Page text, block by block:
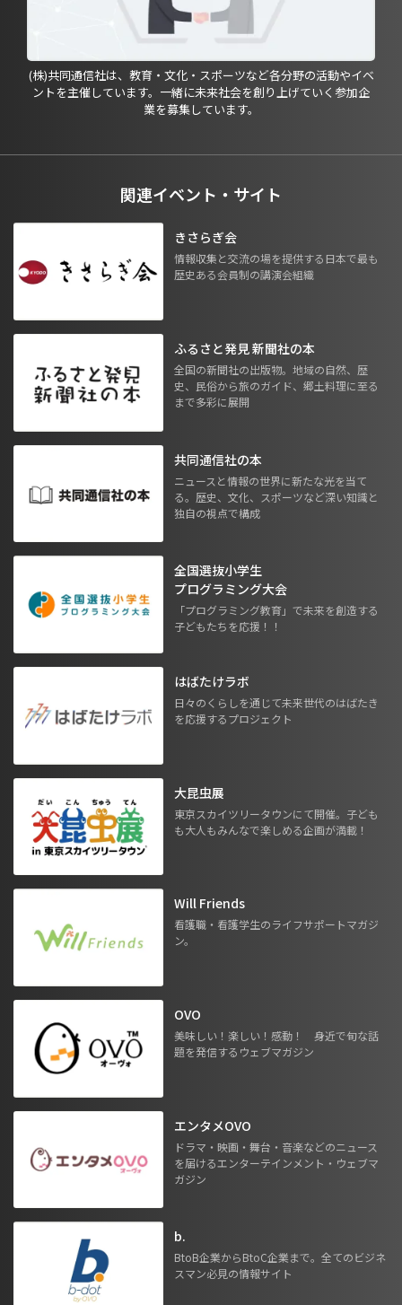
(株)共同通信社は、教育・文化・スポーツなど各分野の活動やイベ
ントを主催しています。一緒に未来社会を創り上げていく参加企
業を募集しています。
関連イベント・サイト
きさらぎ会
情報収集と交流の場を提供する日本で最も
歴史ある会員制の講演会組織
ふるさと発見 新聞社の本
全国の新聞社の出版物。地域の自然、歴
史、民俗から旅のガイド、郷土料理に至る
まで多彩に展開
共同通信社の本
ニュースと情報の世界に新たな光を当て
る。歴史、文化、スポーツなど深い知識と
独自の視点で構成
全国選抜小学生
プログラミング大会
「プログラミング教育」で未来を創造する
子どもたちを応援！！
はばたけラボ
日々のくらしを通じて未来世代のはばたき
を応援するプロジェクト
大昆虫展
東京スカイツリータウンにて開催。子ども
も大人もみんなで楽しめる企画が満載！
Will Friends
看護職・看護学生のライフサポートマガジ
ン。
OVO
美味しい！楽しい！感動！ 身近で旬な話
題を発信するウェブマガジン
エンタメOVO
ドラマ・映画・舞台・音楽などのニュース
を届けるエンターテインメント・ウェブマ
ガジン
b.
BtoB企業からBtoC企業まで。全てのビジネ
スマン必見の情報サイト